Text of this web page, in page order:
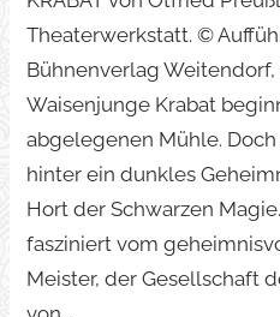
Theaterwerkstatt. ©
Bühnenverlag
Waisenjunge Krabat
abgelegenen Mühle.
hinter ein dunkles
Hort der Schwarzen
fasziniert vom
Meister, der Gesellschaft